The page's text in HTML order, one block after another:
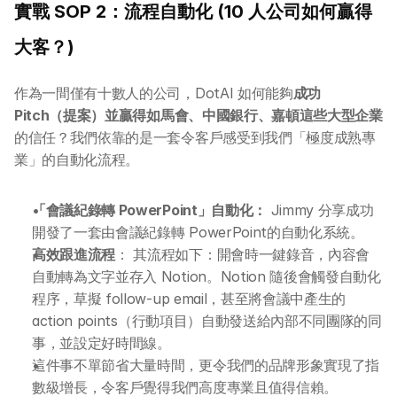
實戰 SOP 2：流程自動化 (10 人公司如何贏得
大客？)
作為一間僅有十數人的公司，DotAI 如何能夠成功
Pitch（提案）並贏得如馬會、中國銀行、嘉頓這些大型企業
的信任？我們依靠的是一套令客戶感受到我們「極度成熟專
業」的自動化流程。
「會議紀錄轉 PowerPoint」自動化： Jimmy 分享成功
開發了一套由會議紀錄轉 PowerPoint的自動化系統。
高效跟進流程 ： 其流程如下：開會時一鍵錄音，內容會
自動轉為文字並存入 Notion。Notion 隨後會觸發自動化
程序，草擬 follow-up email，甚至將會議中產生的
action points（行動項目）自動發送給內部不同團隊的同
事，並設定好時間線。
這件事不單節省大量時間，更令我們的品牌形象實現了指
數級增長，令客戶覺得我們高度專業且值得信賴。